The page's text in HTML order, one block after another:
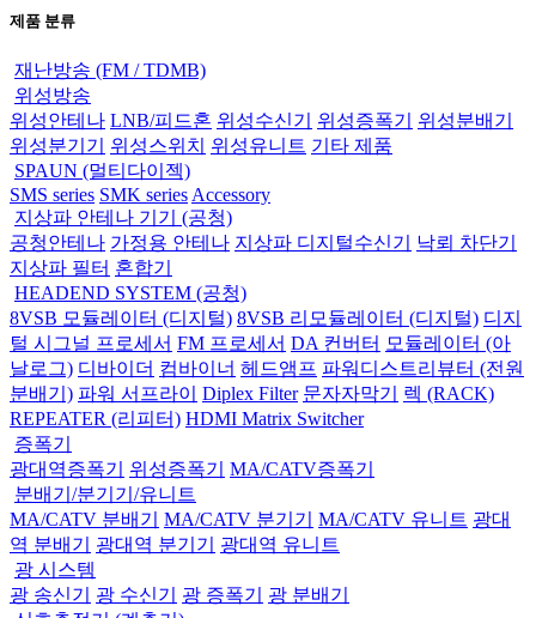
제품 분류
재난방송 (FM / TDMB)
위성방송
위성안테나 LNB/피드혼 위성수신기 위성증폭기
위성분배기
위성분기기
위성스위치 위성유니트 기타 제품
SPAUN (멀티다이젝)
SMS series SMK series Accessory
지상파 안테나 기기 (공청)
공청안테나 가정용 안테나 지상파 디지털수신기
낙뢰 차단기
지상파 필터 혼합기
HEADEND SYSTEM (공청)
8VSB 모듈레이터 (디지털) 8VSB 리모듈레이터 (디지털) 디지
털 시그널 프로세서 FM 프로세서 DA 컨버터 모듈레이터 (아
날로그) 디바이더 컴바이너 헤드앰프 파워디스트리뷰터 (전원
분배기) 파워 서프라이 Diplex Filter 문자자막기
렉 (RACK)
REPEATER (리피터) HDMI Matrix Switcher
증폭기
광대역증폭기
위성증폭기
MA/CATV증폭기
분배기/분기기/유니트
MA/CATV 분배기
MA/CATV 분기기 MA/CATV 유니트 광대
역 분배기
광대역 분기기
광대역 유니트
광 시스템
광 송신기
광 수신기 광 증폭기
광 분배기